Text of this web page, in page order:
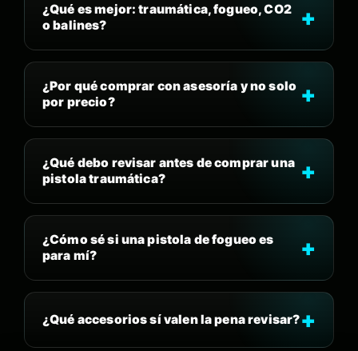
¿Qué es mejor: traumática, fogueo, CO2
o balines?
¿Por qué comprar con asesoría y no solo
por precio?
¿Qué debo revisar antes de comprar una
pistola traumática?
¿Cómo sé si una pistola de fogueo es
para mí?
¿Qué accesorios sí valen la pena revisar?